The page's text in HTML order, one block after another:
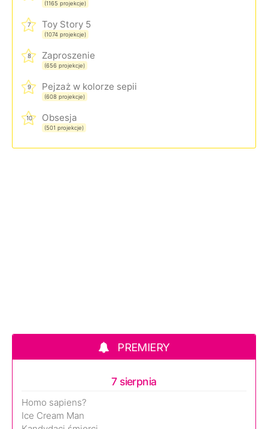
(1165 projekcje)
7 Toy Story 5
(1074 projekcje)
8 Zaproszenie
(656 projekcje)
9 Pejzaż w kolorze sepii
(608 projekcje)
10 Obsesja
(501 projekcje)
PREMIERY
7 sierpnia
Homo sapiens?
Ice Cream Man